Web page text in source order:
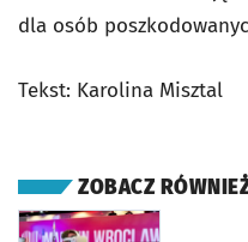
dla osób
Tekst: Karolina Misztal
ZOBACZ
otworzy się w nowej